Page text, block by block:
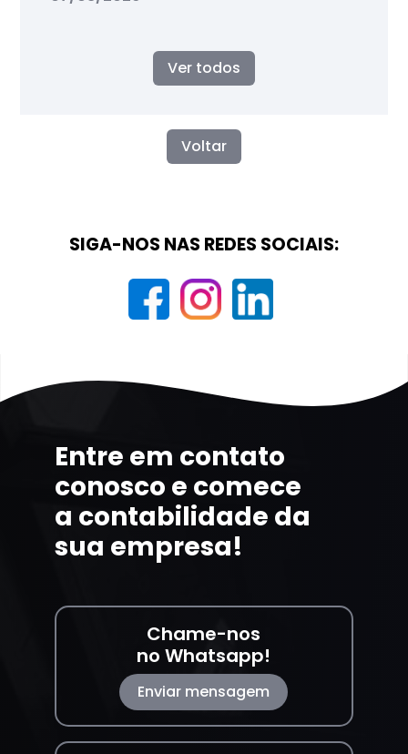
Ver todos
Voltar
SIGA-NOS NAS REDES SOCIAIS:
Entre em contato
conosco e comece
a contabilidade da
sua empresa!
Chame-nos
no Whatsapp!
Enviar mensagem